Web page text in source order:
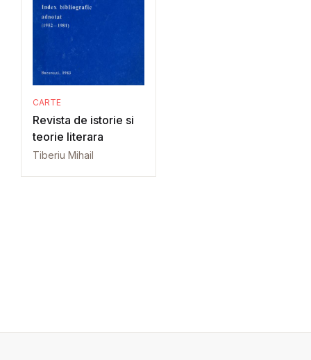
CARTE
Revista de istorie si
teorie literara
Tiberiu Mihail